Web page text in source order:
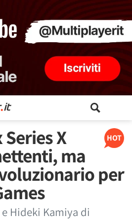
HOT
Series X
ma
per
Hideki Kamiya di